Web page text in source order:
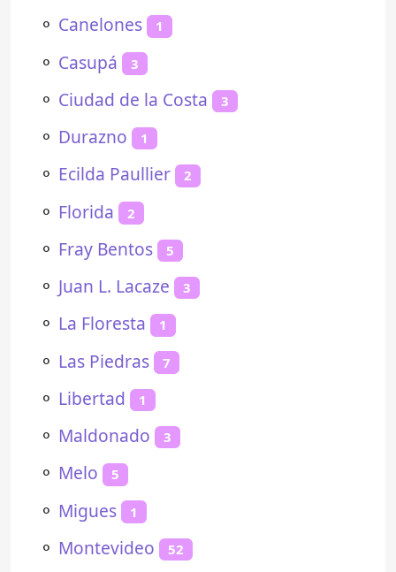
⚬ Canelones 1
⚬ Casupá 3
⚬ Ciudad de la Costa 3
⚬ Durazno 1
⚬ Ecilda Paullier 2
⚬ Florida 2
⚬ Fray Bentos 5
⚬ Juan L. Lacaze 3
⚬ La Floresta 1
⚬ Las Piedras 7
⚬ Libertad 1
⚬ Maldonado 3
⚬ Melo 5
⚬ Migues 1
⚬ Montevideo 52